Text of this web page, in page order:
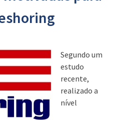
Segundo um
estudo
recente,
realizado a
nível